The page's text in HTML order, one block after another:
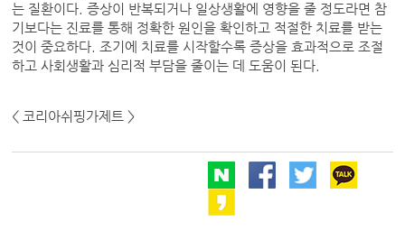
는 질환이다. 증상이 반복되거나 일상생활에 영향을 줄 정도라면 참
기보다는 진료를 통해 정확한 원인을 확인하고 적절한 치료를 받는
것이 중요하다. 조기에 치료를 시작할수록 증상을 효과적으로 조절
하고 사회생활과 심리적 부담을 줄이는 데 도움이 된다.
< 코리아쉬핑가제트 >